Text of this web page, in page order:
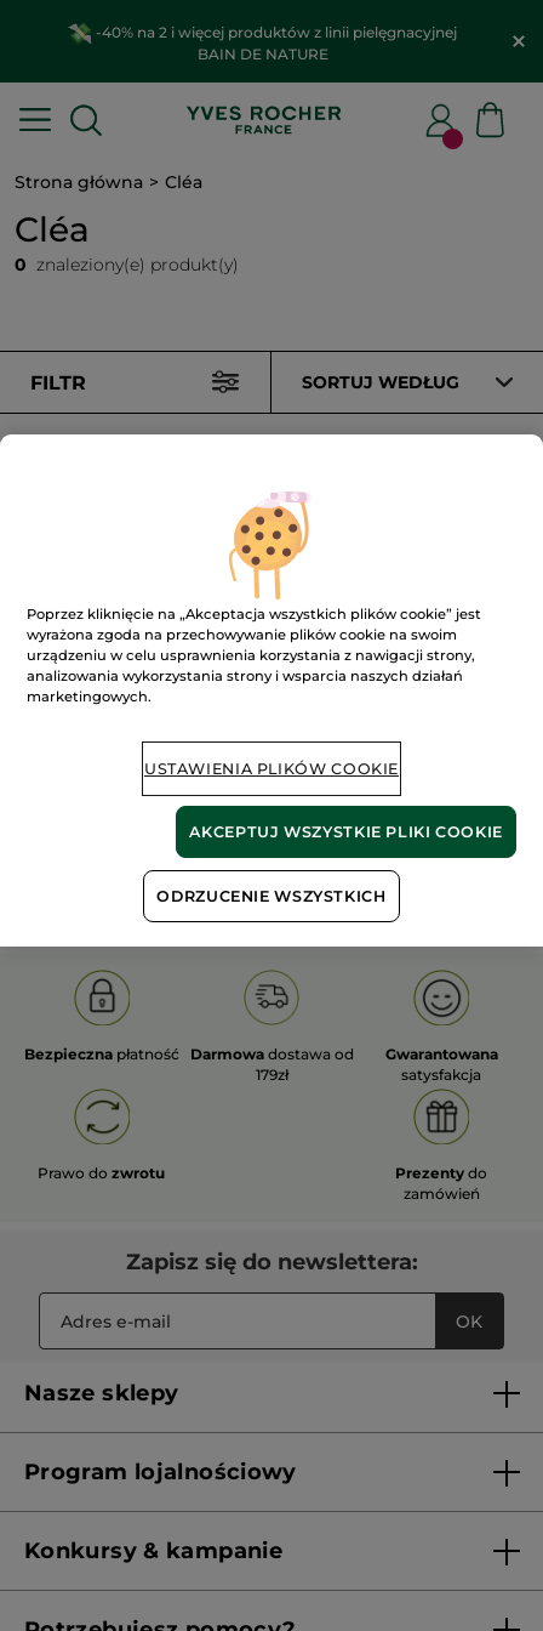
-40% na 2 i więcej produktów z linii pielęgnacyjnej
BAIN DE NATURE
Strona główna Cléa
Cléa
0 znaleziony(e) produkt(y)
FILTR SORTUJ WEDŁUG
100%ekstrakty
60 hektarów
Pokaż więcej
HYDRA VÉGÉTAL HOGGAR MONOÏ
Bezpieczna płatność Darmowa dostawa od
179zł
Gwarantowana
satysfakcja
Prawo dozwrotu Prezenty do
zamówień
Zapisz się do newslettera:
OK
Nasze sklepy
Franczyza
Program lojalnościowy
Konkursy & kampanie
Poprzez kliknięcie na „Akceptacja wszystkich plików cookie” jest
wyrażona zgoda na przechowywanie plików cookie na swoim
urządzeniu w celu usprawnienia korzystania z nawigacji strony,
analizowania wykorzystania strony i wsparcia naszych działań
marketingowych.
USTAWIENIA PLIKÓW COOKIE
ODRZUCENIE WSZYSTKICH
AKCEPTUJ WSZYSTKIE PLIKI COOKIE